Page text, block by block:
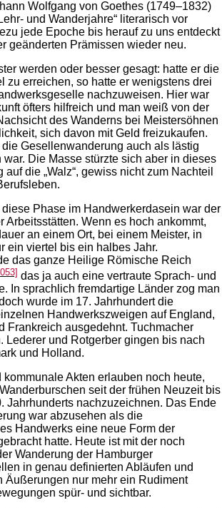
Wolfgang von Goethes (1749–1832)
und Wanderjahre“ literarisch vor
jede Epoche bis herauf zu uns entdeckt
geänderten Prämissen wieder neu.
werden oder besser gesagt: hatte er die
zu erreichen, so hatte er wenigstens drei
nachzuweisen. Hier war
öfters hilfreich und man weiß von der
des Wanderns bei Meistersöhnen
sich davon mit Geld freizukaufen.
Gesellenwanderung auch als lästig
Die Masse stürzte sich aber in dieses
die „Walz“, gewiss nicht zum Nachteil
Phase im Handwerkerdasein war der
Arbeitsstätten. Wenn es hoch ankommt,
an einem Ort, bei einem Meister, in
ein viertel bis ein halbes Jahr.
das ganze Heilige Römische Reich
das ja auch eine vertraute Sprach- und
In sprachlich fremdartige Länder zog man
wurde im 17. Jahrhundert die
Handwerkszweigen auf England,
Frankreich ausgedehnt. Tuchmacher
Lederer und Rotgerber gingen bis nach
und Holland.
Akten erlauben noch heute,
seit der frühen Neuzeit bis
Jahrhunderts nachzuzeichnen. Das Ende
war abzusehen als die
Handwerks eine neue Form der
hatte. Heute ist mit der noch
Wanderung der Hamburger
in genau definierten Abläufen und
Äußerungen nur mehr ein Rudiment
spür- und sichtbar.